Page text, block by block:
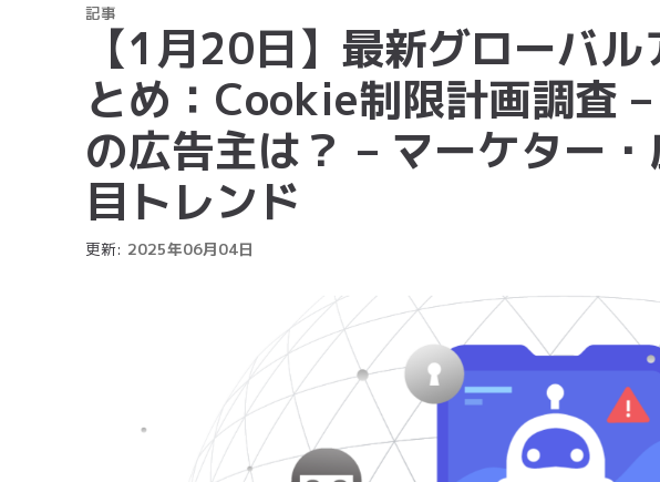
記事
【1月20日】最新グローバ
とめ：Cookie制限計画調査
の広告主は？ – マーケター
目トレンド
更新: 2025年06月04日